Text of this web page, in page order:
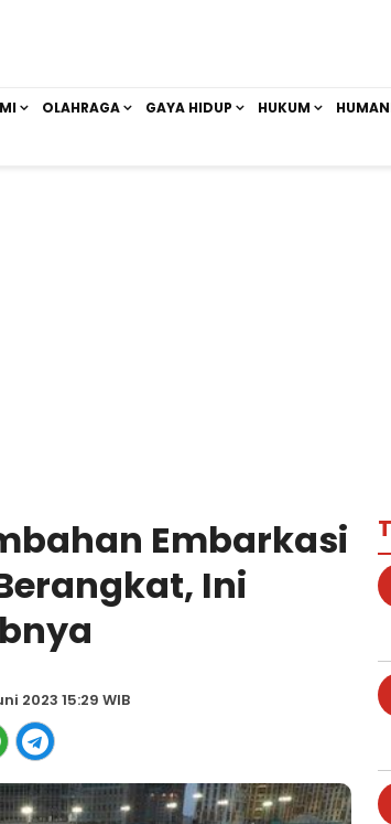
OLAHRAGA GAYA HIDUP HUKUM
Embarkasi
Ini
2023 15:29 WIB